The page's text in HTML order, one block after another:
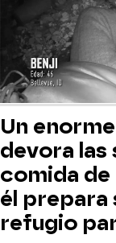
Un
devora las
comida
él prepara
refugio